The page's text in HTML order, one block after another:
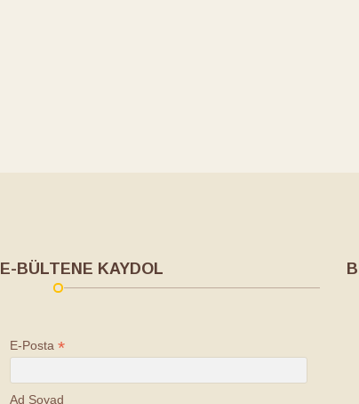
E-BÜLTENE KAYDOL
E-Posta *
Ad Soyad